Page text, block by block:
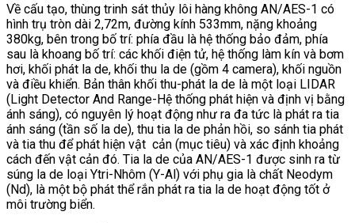
Về cấu tạo, thùng trinh sát thủy lôi hàng không AN/AES-1 có
hình trụ tròn dài 2,72m, đường kính 533mm, nặng khoảng
380kg, bên trong bố trí: phía đầu là hệ thống bảo đảm, phía
sau là khoang bố trí: các khối điện tử, hệ thống làm kín và bơm
hơi, khối phát la de, khối thu la de (gồm 4 camera), khối nguồn
và điều khiển. Bản thân khối thu-phát la de là một loại LIDAR
(Light Detector And Range-Hệ thống phát hiện và định vị bằng
ánh sáng), có nguyên lý hoạt động như ra đa tức là phát ra tia
ánh sáng (tần số la de), thu tia la de phản hồi, so sánh tia phát
và tia thu để phát hiện vật cản (mục tiêu) và xác định khoảng
cách đến vật cản đó. Tia la de của AN/AES-1 được sinh ra từ
súng la de loại Ytri-Nhôm (Y-Al) với phụ gia là chất Neodym
(Nd), là một bộ phát thể rắn phát ra tia la de hoạt động tốt ở
môi trường biển.